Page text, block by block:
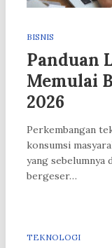
BISNIS
Panduan
Memulai
2026
Perkembangan
konsumsi
yang
bergeser…
TEKNOLOGI